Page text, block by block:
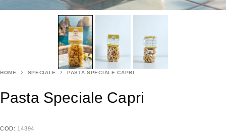
HOME SPECIALE PASTA SPECIALE CAPRI
Pasta Speciale Capri
COD: 14394